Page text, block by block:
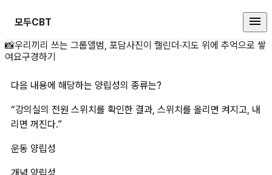
모두CBT
다음 내용에 해당하는 양립성의 종
📸우리끼리 쓰는 그룹앨범, 포담사진이 캘린더·지도 위에 추억으로 쌓
여요구경하기
다음 내용에 해당하는 양립성의 종류는?
“강의실의 전원 스위치를 확인한 결과, 스위치를 올리면 켜지고, 내
리면 꺼진다.”
운동 양립성